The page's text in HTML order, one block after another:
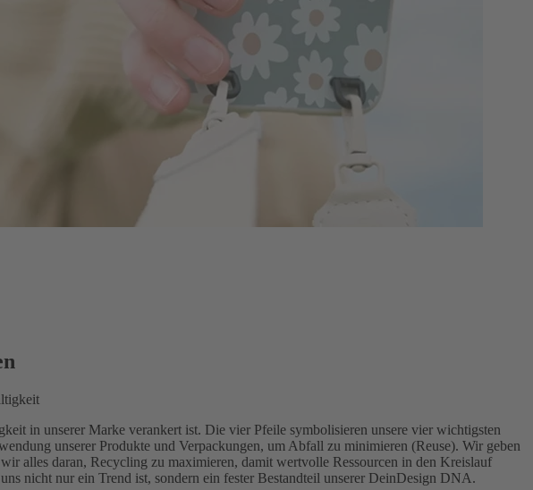
in unserer Marke verankert ist. Die vier Pfeile symbolisieren unsere vier wichtigsten
unserer Produkte und Verpackungen, um Abfall zu minimieren (Reuse). Wir geben
alles daran, Recycling zu maximieren, damit wertvolle Ressourcen in den Kreislauf
nicht nur ein Trend ist, sondern ein fester Bestandteil unserer DeinDesign DNA.